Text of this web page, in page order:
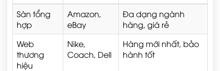
Sàn tổng
hợp
Amazon,
eBay
Đa dạng ngành
hàng, giá rẻ
Web
thương
hiệu
Nike,
Coach, Dell
Hàng mới nhất, bảo
hành tốt